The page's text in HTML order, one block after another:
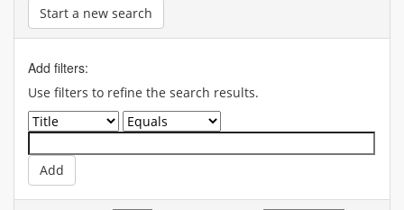
Start a new search
Add filters:
Use filters to refine the search results.